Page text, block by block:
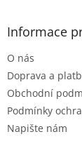
Informace
O nás
Doprava a
Obchodní
Podmínky
Napište nám